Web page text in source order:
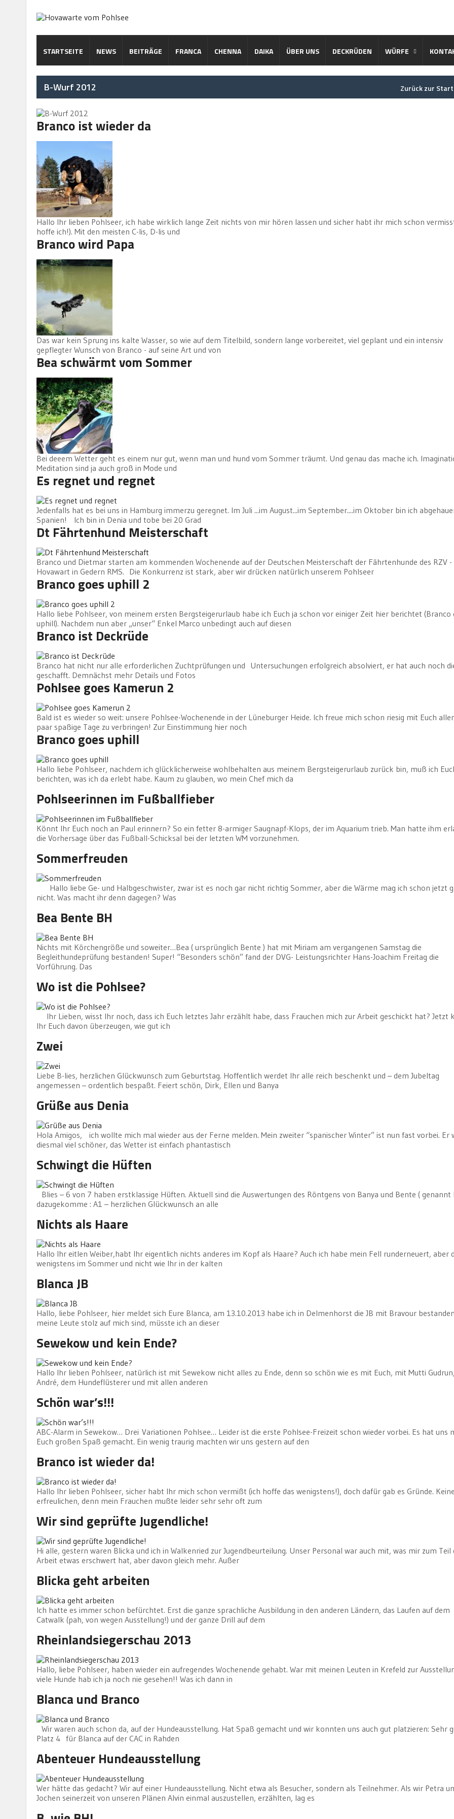
STARTSEITE NEWS BEITRÄGE FRANCA CHENNA DAIKA ÜBER UNS DECKRÜDEN WÜRFE
B-Wurf 2012 Zurück zur
Branco ist wieder da
Hallo Ihr lieben Pohlseer, ich habe wirklich lange Zeit nichts von mir hören lassen und sicher habt ihr mich schon
hoffe ich!). Mit den meisten C-lis, D-lis und
Branco wird Papa
Das war kein Sprung ins kalte Wasser, so wie auf dem Titelbild, sondern lange vorbereitet, viel geplant und ein intensiv
gepflegter Wunsch von Branco - auf seine Art und von
Bea schwärmt vom Sommer
Bei deeem Wetter geht es einem nur gut, wenn man und hund vom Sommer träumt. Und genau das mache ich.
Meditation sind ja auch groß in Mode und
Es regnet und regnet
Jedenfalls hat es bei uns in Hamburg immerzu geregnet. Im Juli ...im August...im September....im Oktober bin ich
Spanien! Ich bin in Denia und tobe bei 20 Grad
Dt Fährtenhund Meisterschaft
Branco und Dietmar starten am kommenden Wochenende auf der Deutschen Meisterschaft der Fährtenhunde des RZV -
Hovawart in Gedern RMS. Die Konkurrenz ist stark, aber wir drücken natürlich unserem Pohlseer
Branco goes uphill 2
Hallo liebe Pohlseer, von meinem ersten Bergsteigerurlaub habe ich Euch ja schon vor einiger Zeit hier berichtet (Branco
uphill). Nachdem nun aber „unser“ Enkel Marco unbedingt auch auf diesen
Branco ist Deckrüde
Branco hat nicht nur alle erforderlichen Zuchtprüfungen und Untersuchungen erfolgreich absolviert, er hat auch noch
geschafft. Demnächst mehr Details und Fotos
Pohlsee goes Kamerun 2
Bald ist es wieder so weit: unsere Pohlsee-Wochenende in der Lüneburger Heide. Ich freue mich schon riesig mit Euch
paar spaßige Tage zu verbringen! Zur Einstimmung hier noch
Branco goes uphill
Hallo liebe Pohlseer, nachdem ich glücklicherweise wohlbehalten aus meinem Bergsteigerurlaub zurück bin, muß ich
berichten, was ich da erlebt habe. Kaum zu glauben, wo mein Chef mich da
Pohlseerinnen im Fußballfieber
Könnt Ihr Euch noch an Paul erinnern? So ein fetter 8-armiger Saugnapf-Klops, der im Aquarium trieb. Man hatte ihm
die Vorhersage über das Fußball-Schicksal bei der letzten WM vorzunehmen.
Sommerfreuden
Hallo liebe Ge- und Halbgeschwister, zwar ist es noch gar nicht richtig Sommer, aber die Wärme mag ich schon jetzt
nicht. Was macht ihr denn dagegen? Was
Bea Bente BH
Nichts mit Körchengröße und soweiter…Bea ( ursprünglich Bente ) hat mit Miriam am vergangenen Samstag die
Begleithundeprüfung bestanden! Super! “Besonders schön” fand der DVG- Leistungsrichter Hans-Joachim Freitag die
Vorführung. Das
Wo ist die Pohlsee?
Ihr Lieben, wisst Ihr noch, dass ich Euch letztes Jahr erzählt habe, dass Frauchen mich zur Arbeit geschickt hat? Jetzt
Ihr Euch davon überzeugen, wie gut ich
Zwei
Liebe B-lies, herzlichen Glückwunsch zum Geburtstag. Hoffentlich werdet Ihr alle reich beschenkt und – dem Jubeltag
angemessen – ordentlich bespaßt. Feiert schön, Dirk, Ellen und Banya
Grüße aus Denia
Hola Amigos, ich wollte mich mal wieder aus der Ferne melden. Mein zweiter “spanischer Winter” ist nun fast vorbei. Er
diesmal viel schöner, das Wetter ist einfach phantastisch
Schwingt die Hüften
Blies – 6 von 7 haben erstklassige Hüften. Aktuell sind die Auswertungen des Röntgens von Banya und Bente ( genannt
dazugekomme : A1 – herzlichen Glückwunsch an alle
Nichts als Haare
Hallo Ihr eitlen Weiber,habt Ihr eigentlich nichts anderes im Kopf als Haare? Auch ich habe mein Fell runderneuert, aber
wenigstens im Sommer und nicht wie Ihr in der kalten
Blanca JB
Hallo, liebe Pohlseer, hier meldet sich Eure Blanca, am 13.10.2013 habe ich in Delmenhorst die JB mit Bravour
meine Leute stolz auf mich sind, müsste ich an dieser
Sewekow und kein Ende?
Hallo Ihr lieben Pohlseer, natürlich ist mit Sewekow nicht alles zu Ende, denn so schön wie es mit Euch, mit Mutti
André, dem Hundeflüsterer und mit allen anderen
Schön war’s!!!
ABC-Alarm in Sewekow… Drei Variationen Pohlsee… Leider ist die erste Pohlsee-Freizeit schon wieder vorbei. Es hat uns
Euch großen Spaß gemacht. Ein wenig traurig machten wir uns gestern auf den
Branco ist wieder da!
Hallo Ihr lieben Pohlseer, sicher habt Ihr mich schon vermißt (ich hoffe das wenigstens!), doch dafür gab es Gründe. Keine
erfreulichen, denn mein Frauchen mußte leider sehr sehr oft zum
Wir sind geprüfte Jugendliche!
Hi alle, gestern waren Blicka und ich in Walkenried zur Jugendbeurteilung. Unser Personal war auch mit, was mir zum Teil
Arbeit etwas erschwert hat, aber davon gleich mehr. Außer
Blicka geht arbeiten
Ich hatte es immer schon befürchtet. Erst die ganze sprachliche Ausbildung in den anderen Ländern, das Laufen auf dem
Catwalk (pah, von wegen Ausstellung!) und der ganze Drill auf dem
Rheinlandsiegerschau 2013
Hallo, liebe Pohlseer, haben wieder ein aufregendes Wochenende gehabt. War mit meinen Leuten in Krefeld zur
viele Hunde hab ich ja noch nie gesehen!! Was ich dann in
Blanca und Branco
Wir waren auch schon da, auf der Hundeausstellung. Hat Spaß gemacht und wir konnten uns auch gut platzieren: Sehr
Platz 4 für Blanca auf der CAC in Rahden
Abenteuer Hundeausstellung
Wer hätte das gedacht? Wir auf einer Hundeausstellung. Nicht etwa als Besucher, sondern als Teilnehmer. Als wir Petra
Jochen seinerzeit von unseren Plänen Alvin einmal auszustellen, erzählten, lag es